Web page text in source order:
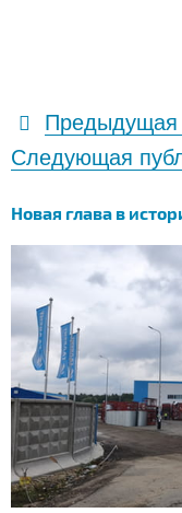
Предыдущая
Следующая
Новая глава в